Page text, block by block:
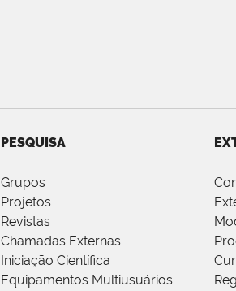
PESQUISA
Grupos
Projetos
Revistas
Chamadas Externas
Iniciação Científica
Equipamentos Multiusuários